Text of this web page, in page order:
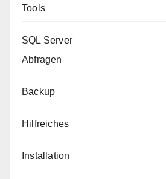
Tools
SQL Server
Abfragen
Backup
Hilfreiches
Installation